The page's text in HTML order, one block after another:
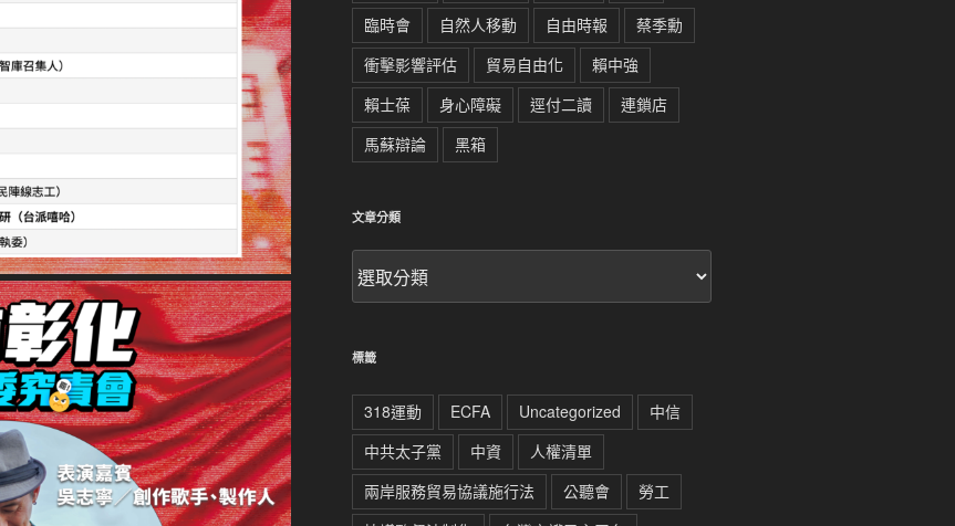
臨時會
自然人移動 自由時報
蔡季勳
衝擊影響評估
貿易自由化
賴中強
賴士葆
身心障礙 逕付二讀
連鎖店
馬蘇辯論
黑箱
文章分類
章
分
標籤
318運動 ECFA Uncategorized
中信
中共太子黨
中資
人權清單
兩岸服務貿易協議施行法
公聽會
勞工